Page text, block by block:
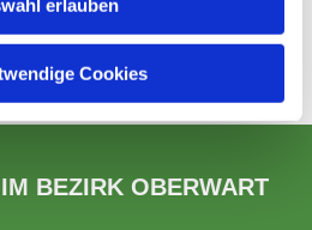
erlauben
Cookies
BEZIRK OBERWART